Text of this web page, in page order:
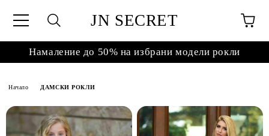
JN SECRET
Намаление до 50% на избрани модели рокли
Начало ДАМСКИ РОКЛИ